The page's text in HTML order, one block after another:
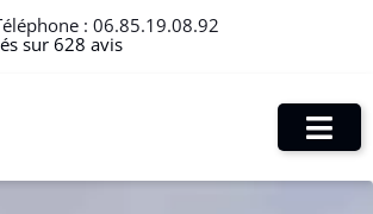
: 06.85.19.08.92
sur 628 avis